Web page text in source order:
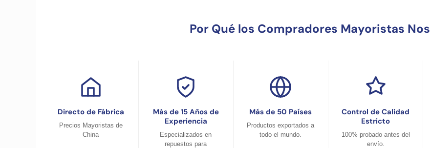
Por Qué los Compradores Mayoristas
Directo de Fábrica
Precios Mayoristas de
China
Más de 15 Años de
Experiencia
Especializados en
repuestos para
Más de 50 Países
Productos exportados a
todo el mundo.
Control de Calidad
Estricto
100% probado antes del
envío.